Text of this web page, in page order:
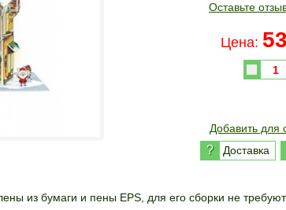
Оставьте
Цена:
Добавить для
? Доставка
из бумаги и пены EPS, для его сборки не